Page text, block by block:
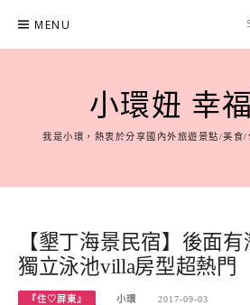
content
MENU
小環妞 幸
我是小環，熱衷於分享國內外旅遊景點/美食
【墾丁海景民宿】後面有
獨立泳池villa房型超熱門
『住♡屏東』 小環 2017-09-03